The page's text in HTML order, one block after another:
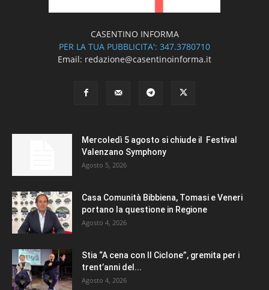
CASENTINO INFORMA
PER LA TUA PUBBLICITA': 347.3780710
Email: redazione@casentinoinforma.it
Mercoledì 5 agosto si chiude il Festival
Valenzano Symphony
Agosto 5, 2026
Casa Comunità Bibbiena, Tomasi e Veneri
portano la questione in Regione
Agosto 4, 2026
Stia “A cena con Il Ciclone”, gremita per i
trent’anni del...
Agosto 4, 2026